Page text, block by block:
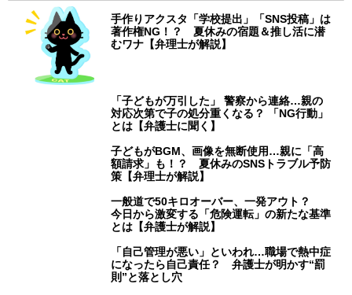
手作りアクスタ「学校提出」「SNS投稿」は
著作権NG！？ 夏休みの宿題＆推し活に潜
むワナ【弁理士が解説】
「子どもが万引した」 警察から連絡…親の
対応次第で子の処分重くなる？ 「NG行動」
とは【弁護士に聞く】
子どもがBGM、画像を無断使用…親に「高
額請求」も！？ 夏休みのSNSトラブル予防
策【弁理士が解説】
一般道で50キロオーバー、一発アウト？
今日から激変する「危険運転」の新たな基準
とは【弁護士が解説】
「自己管理が悪い」といわれ…職場で熱中症
になったら自己責任？ 弁護士が明かす“罰
則”と落とし穴